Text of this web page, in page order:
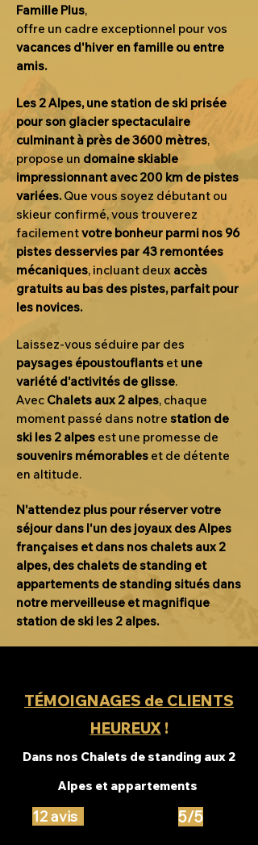
Famille Plus,
offre un cadre exceptionnel pour vos
vacances d'hiver en famille ou entre
amis.
Les 2 Alpes, une station de ski prisée
pour son glacier spectaculaire
culminant à près de 3600 mètres,
propose un domaine skiable
impressionnant avec 200 km de pistes
variées.Que vous soyez débutant ou
skieur confirmé, vous trouverez
facilementvotre bonheur parmi nos 96
pistes desservies par 43 remontées
mécaniques, incluant deux accès
gratuits au bas des pistes, parfait pour
les novices.
Laissez-vous séduire par des
paysages époustouflants et une
variété d'activités de glisse.
Avec Chalets aux 2 alpes, chaque
moment passé dans notre station de
ski les 2 alpes est une promesse de
souvenirs mémorables et de détente
en altitude.
N'attendez plus pour réserver votre
séjour dans l'un des joyaux des Alpes
françaises et dans nos chalets aux 2
alpes,des chalets de standing et
appartements de standing situés dans
notre merveilleuse et magnifique
station de ski les 2 alpes.
TÉMOIGNAGES de CLIENTS
HEUREUX!
Dans nos Chalets de standing aux 2
Alpes et appartements
12 avis 5/5